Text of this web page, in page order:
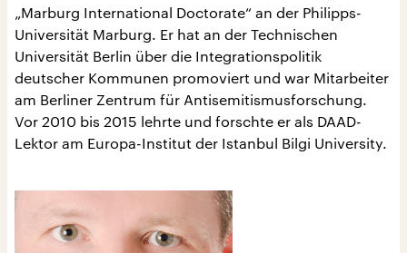
„Marburg International Doctorate“ an der Philipps-
Universität Marburg. Er hat an der Technischen
Universität Berlin über die Integrationspolitik
deutscher Kommunen promoviert und war Mitarbeiter
am Berliner Zentrum für Antisemitismusforschung.
Vor 2010 bis 2015 lehrte und forschte er als DAAD-
Lektor am Europa-Institut der Istanbul Bilgi University.